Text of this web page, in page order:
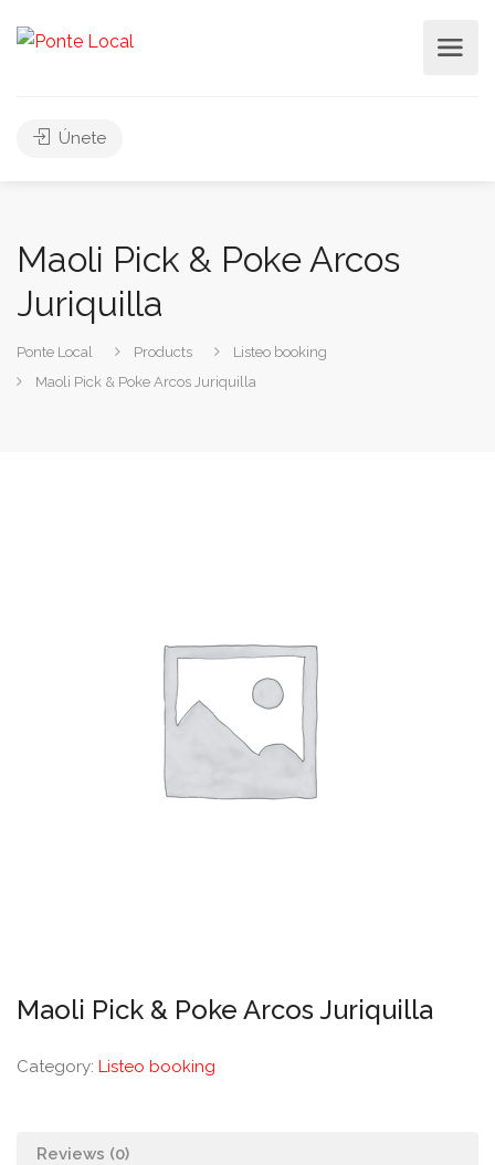
Únete
Maoli Pick & Poke Arcos
Juriquilla
Ponte Local Products
Listeo booking
Maoli Pick & Poke Arcos Juriquilla
Maoli Pick & Poke Arcos Juriquilla
Category: Listeo booking
Reviews (0)